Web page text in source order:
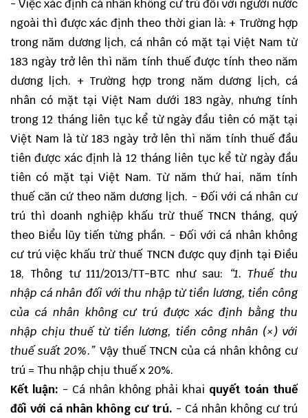
- Việc xác định cá nhân không cư trú đối với người nước
ngoài thì được xác định theo thời gian là: + Trường hợp
trong năm dương lịch, cá nhân có mặt tại Việt Nam từ
183 ngày trở lên thì năm tính thuế được tính theo năm
dương lịch. + Trường hợp trong năm dương lịch, cá
nhân có mặt tại Việt Nam dưới 183 ngày, nhưng tính
trong 12 tháng liên tục kể từ ngày đầu tiên có mặt tại
Việt Nam là từ 183 ngày trở lên thì năm tính thuế đầu
tiên được xác định là 12 tháng liên tục kể từ ngày đầu
tiên có mặt tại Việt Nam. Từ năm thứ hai, năm tính
thuế căn cứ theo năm dương lịch. - Đối với cá nhân cư
trú thì doanh nghiệp khấu trừ thuế TNCN tháng, quý
theo Biểu lũy tiến từng phần. - Đối với cá nhân không
cư trú việc khấu trừ thuế TNCN được quy định tại Điều
18, Thông tư 111/2013/TT-BTC như sau:
“1. Thuế thu
nhập cá nhân đối với thu nhập từ tiền lương, tiền công
của cá nhân không cư trú được xác định bằng thu
nhập chịu thuế từ tiền lương, tiền công nhân (×) với
thuế suất 20%.” Vậy thuế TNCN của cá nhân không cư
trú = Thu nhập chịu thuế x 20%.
Kết luận: - Cá nhân không phải khai quyết toán thuế
đối với cá nhân không cư trú. - Cá nhân không cư trú